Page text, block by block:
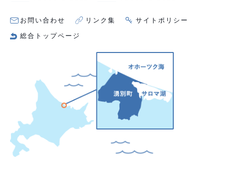
お問い合わせ リンク集 サイトポリシー
総合トップページ